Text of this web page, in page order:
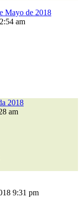
Mayo de 2018
am
2018
am
9:31 pm